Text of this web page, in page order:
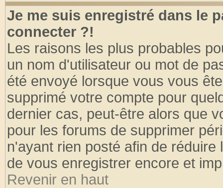
Je me suis enregistré dans le
connecter ?!
Les raisons les plus probables
un nom d'utilisateur ou mot de
été envoyé lorsque vous vous
supprimé votre compte pour
dernier cas, peut-être alors que
pour les forums de supprimer
n'ayant rien posté afin de
de vous enregistrer encore et
Revenir en haut